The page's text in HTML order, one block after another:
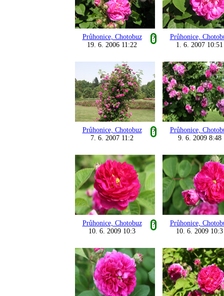
Průhonice, Chotobuz
?
19. 6. 2006 11:22
Průhonice,
1. 6. 2007 10:51
Průhonice, Chotobuz
?
7. 6. 2007 11:2
Průhonice,
9. 6. 2009 8:48
Průhonice, Chotobuz
?
10. 6. 2009 10:3
Průhonice,
10. 6. 2009 10:3